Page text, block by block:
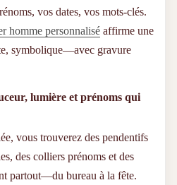
vos dates, vos mots-clés.
homme personnalisé affirme une
symbolique—avec gravure
lumière et prénoms qui
vous trouverez des pendentifs
des colliers prénoms et des
partout—du bureau à la fête.